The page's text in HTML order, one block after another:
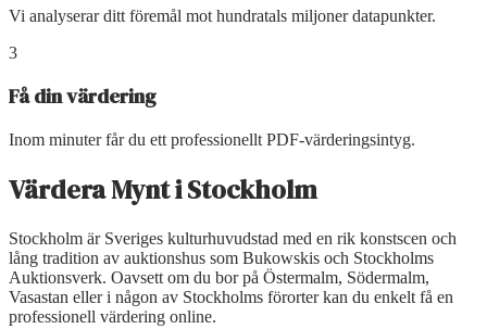
Vi analyserar ditt föremål mot hundratals miljoner datapunkter.
3
Få din värdering
Inom minuter får du ett professionellt PDF-värderingsintyg.
Värdera MyntiStockholm
Stockholm är Sveriges kulturhuvudstad med en rik konstscen och
lång tradition av auktionshus som Bukowskis och Stockholms
Auktionsverk. Oavsett om du bor på Östermalm, Södermalm,
Vasastan eller i någon av Stockholms förorter kan du enkelt få en
professionell värdering online.